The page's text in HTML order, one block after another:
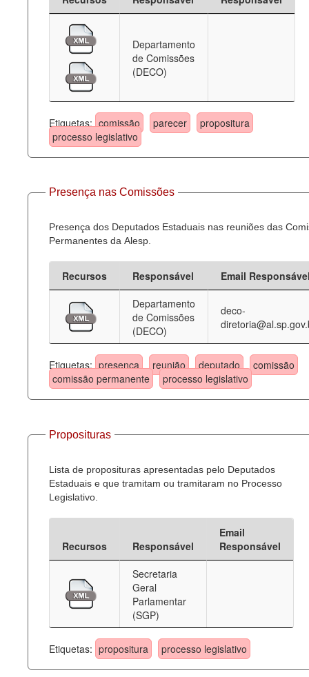
Departamento
de Comissões
(DECO)
Etiquetas: comissão parecer
propositura
processo legislativo
Presença nas Comissões
Presença dos Deputados Estaduais nas reuniões das
Permanentes da Alesp.
Recursos Responsável
Email
Departamento
de Comissões
(DECO)
deco-
Etiquetas: presença reunião deputado
comissão
comissão permanente
processo legislativo
Proposituras
Lista de proposituras apresentadas pelo Deputados
Estaduais e que tramitam ou tramitaram no Processo
Legislativo.
Recursos Responsável
Email
Responsável
Secretaria
Geral
Parlamentar
(SGP)
Etiquetas: propositura processo legislativo